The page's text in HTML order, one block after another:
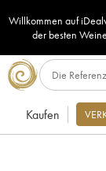
Willkommen auf
der besten
Kaufen